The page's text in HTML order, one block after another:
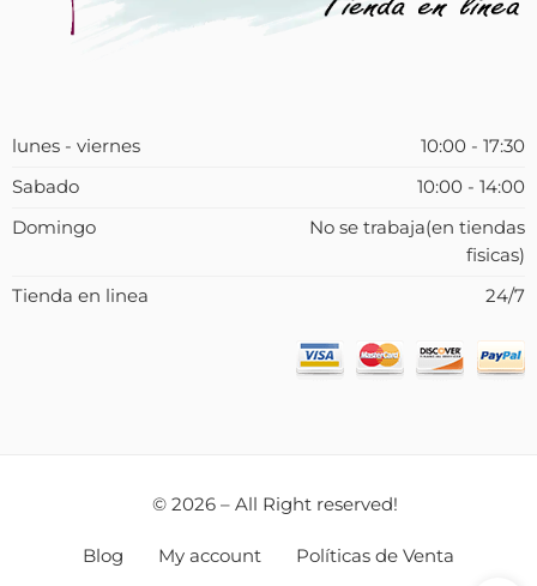
lunes - viernes
10:00 - 17:30
Sabado
10:00 - 14:00
Domingo
No se trabaja(en tiendas
fisicas)
Tienda en linea
24/7
© 2026 – All Right reserved!
Blog My account Políticas de Venta